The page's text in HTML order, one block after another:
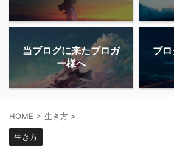
当ブログに来たブロガ
ー様へ
ブ
HOME > 生き方 >
生き方